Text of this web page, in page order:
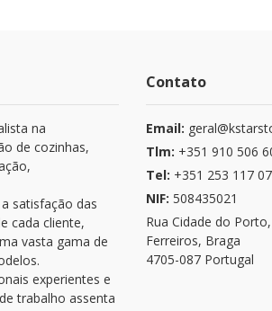
na
de cozinhas,
satisfação das
cada cliente,
vasta gama de
experientes e
trabalho assenta
Contato
Email:
Tlm: +351 910 506
Tel: +351 253 117
NIF: 508435021
Rua Cidade do
Ferreiros, Braga
4705-087 Portugal